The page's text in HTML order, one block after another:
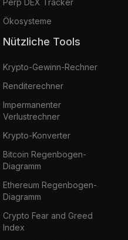
Ökosysteme
Nützliche Tools
Krypto-Gewinn-Rechner
Renditerechner
Impermanenter
Verlustrechner
Krypto-Konverter
Bitcoin Regenbogen-
Diagramm
Ethereum Regenbogen-
Diagramm
Crypto Fear and Greed
Index